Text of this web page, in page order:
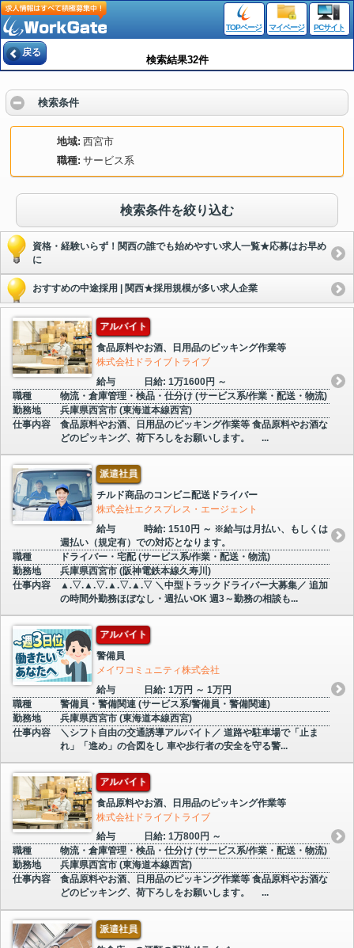
TOPページ マイページ PCサイト
戻る
検索結果32件
検索条件
地域 西宮市
職種 サービス系
検索条件を絞り込む
資格・経験いらず！関西の誰でも始めやすい求人一覧★応募はお早め
に
おすすめの中途採用 | 関西★採用規模が多い求人企業
アルバイト
食品原料やお酒、日用品のピッキング作業等
株式会社ドライブトライブ
給与
日給: 1万1600円 ～
職種
物流・倉庫管理・検品・仕分け (サービス系/作業・配送・物流)
勤務地
兵庫県西宮市 (東海道本線西宮)
仕事内容
食品原料やお酒、日用品のピッキング作業等 食品原料やお酒な
どのピッキング、荷下ろしをお願いします。 ...
派遣社員
チルド商品のコンビニ配送ドライバー
株式会社エクスプレス・エージェント
給与
時給: 1510円 ～ ※給与は月払い、もしくは
週払い（規定有）での対応となります。
職種
ドライバー・宅配 (サービス系/作業・配送・物流)
勤務地
兵庫県西宮市 (阪神電鉄本線久寿川)
仕事内容
▲.▽.▲.▽.▲.▽.▲.▽ ＼中型トラックドライバー大募集／ 追加
の時間外勤務ほぼなし・週払いOK 週3～勤務の相談も...
アルバイト
警備員
メイワコミュニティ株式会社
給与
日給: 1万円 ～ 1万円
職種
警備員・警備関連 (サービス系/警備員・警備関連)
勤務地
兵庫県西宮市 (東海道本線西宮)
仕事内容
＼シフト自由の交通誘導アルバイト／ 道路や駐車場で「止ま
れ」「進め」の合図をし 車や歩行者の安全を守る警...
アルバイト
食品原料やお酒、日用品のピッキング作業等
株式会社ドライブトライブ
給与
日給: 1万800円 ～
職種
物流・倉庫管理・検品・仕分け (サービス系/作業・配送・物流)
勤務地
兵庫県西宮市 (東海道本線西宮)
仕事内容
食品原料やお酒、日用品のピッキング作業等 食品原料やお酒な
どのピッキング、荷下ろしをお願いします。 ...
派遣社員